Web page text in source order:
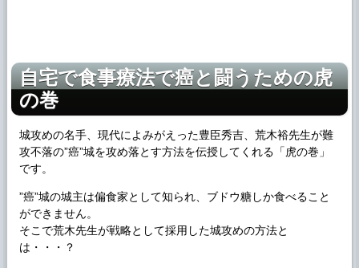
自宅で食事療法で癌と闘うための虎
の巻
城攻めの名手、現代によみがえった豊臣秀吉、荒木裕先生が難
攻不落の”癌”城を攻め落とす方法を伝授してくれる「虎の巻」
です。
”癌”城の城主は偏食家として知られ、ブドウ糖しか食べること
ができません。
そこで荒木先生が戦略として採用した城攻めの方法と
は・・・？